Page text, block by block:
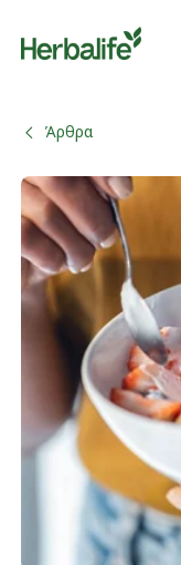
Άρθρα